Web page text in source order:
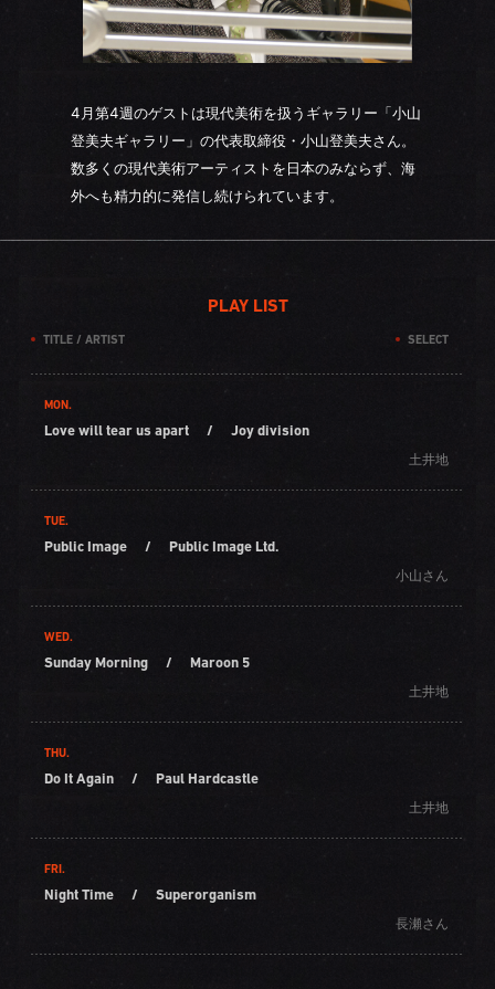
4月第4週のゲストは現代美術を扱うギャラリー「小山
登美夫ギャラリー」の代表取締役・小山登美夫さん。
数多くの現代美術アーティストを日本のみならず、海
外へも精力的に発信し続けられています。
PLAY LIST
TITLE / ARTIST SELECT
MON.
Love will tear us apart / Joy division
土井地
TUE.
Public Image / Public Image Ltd.
小山さん
WED.
Sunday Morning / Maroon 5
土井地
THU.
Do It Again / Paul Hardcastle
土井地
FRI.
Night Time / Superorganism
長瀬さん